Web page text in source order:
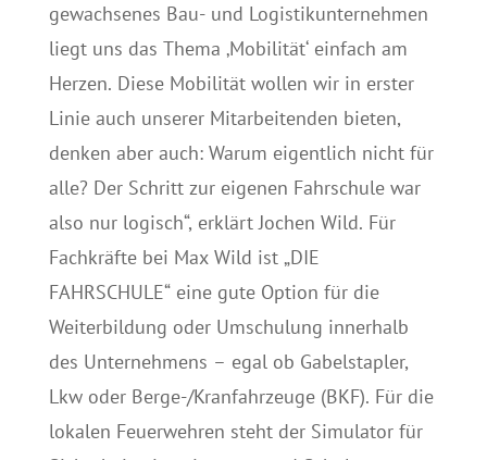
gewachsenes Bau- und Logistikunternehmen
liegt uns das Thema ‚Mobilität‘ einfach am
Herzen. Diese Mobilität wollen wir in erster
Linie auch unserer Mitarbeitenden bieten,
denken aber auch: Warum eigentlich nicht für
alle? Der Schritt zur eigenen Fahrschule war
also nur logisch“, erklärt Jochen Wild. Für
Fachkräfte bei Max Wild ist „DIE
FAHRSCHULE“ eine gute Option für die
Weiterbildung oder Umschulung innerhalb
des Unternehmens – egal ob Gabelstapler,
Lkw oder Berge-/Kranfahrzeuge (BKF). Für die
lokalen Feuerwehren steht der Simulator für